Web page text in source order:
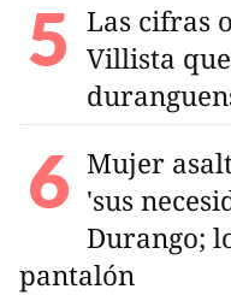
Las cifras
Villista
Mujer
'sus
Durango;
pantalón